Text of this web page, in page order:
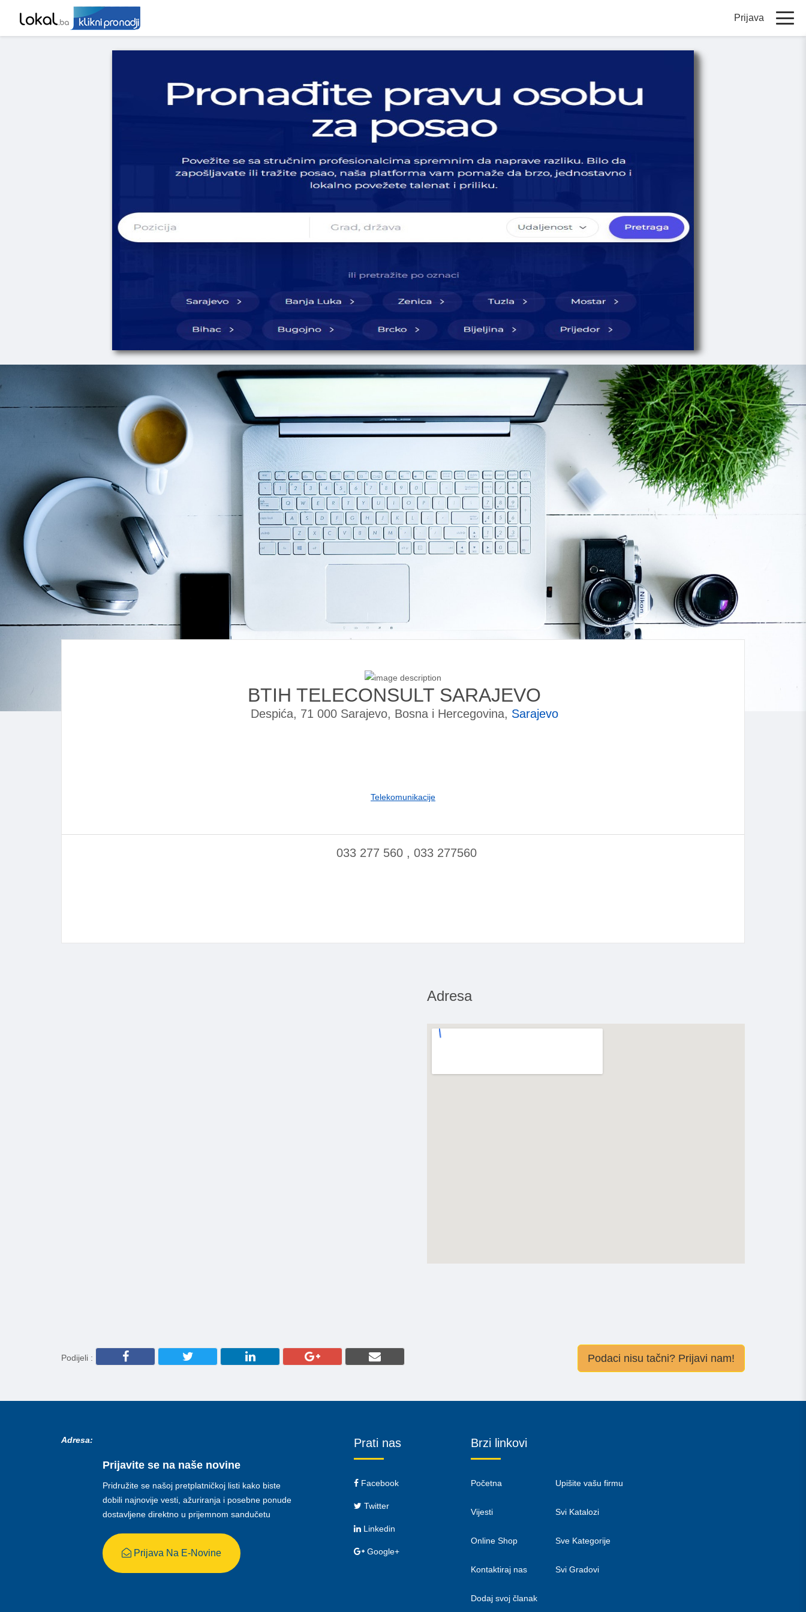
Prijava
BTIH TELECONSULT SARAJEVO
Despića, 71 000 Sarajevo, Bosna i Hercegovina, Sarajevo
Telekomunikacije
033 277 560 , 033 277560
Adresa
Podijeli : Podaci nisu tačni? Prijavi nam!
Adresa:
Prijavite se na naše novine
Pridružite se našoj pretplatničkoj listi kako biste
dobili najnovije vesti, ažuriranja i posebne ponude
dostavljene direktno u prijemnom sandučetu
Prijava Na E-Novine
Prati nas
Facebook
Twitter
Linkedin
Google+
Brzi linkovi
Početna
Vijesti
Online Shop
Kontaktiraj nas
Dodaj svoj članak
Upišite vašu firmu
Svi Katalozi
Sve Kategorije
Svi Gradovi